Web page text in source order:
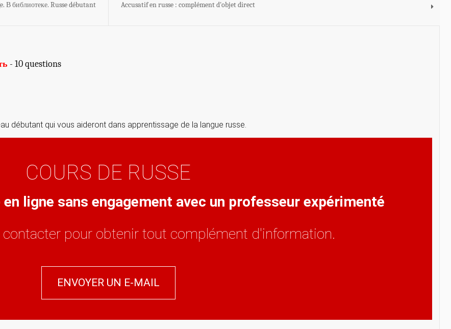
В библиотеке. Russe débutant Accusatif en russe : complément d'objet direct
- 10 questions
débutant qui vous aideront dans apprentissage de la langue russe.
COURS DE RUSSE
ligne sans engagement avec un professeur expérimenté
pour obtenir tout complément d'information.
ENVOYER UN E-MAIL